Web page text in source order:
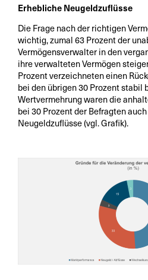
Erhebliche Neugeldzuflüsse
Die Frage nach der richtigen
wichtig, zumal 63 Prozent der
Vermögensverwalter in den
ihre verwalteten Vermögen
Prozent verzeichneten einen
bei den übrigen 30 Prozent stabil
Wertvermehrung waren die
bei 30 Prozent der Befragten
Neugeldzuflüsse (vgl. Grafik).